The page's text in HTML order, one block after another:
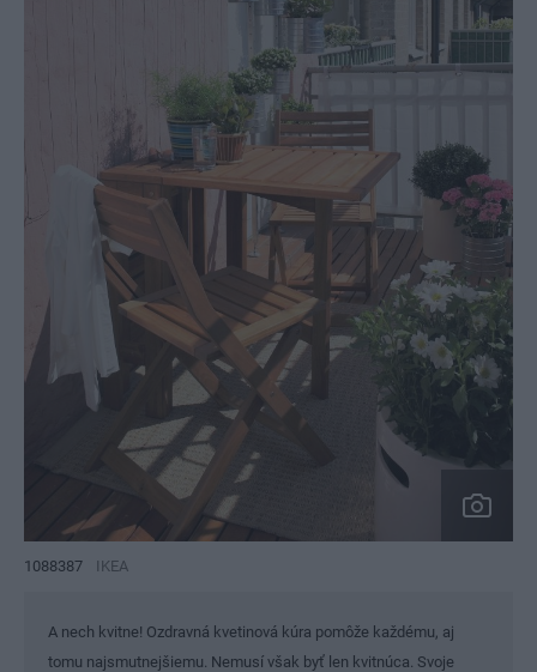
1088387 IKEA
A nech kvitne! Ozdravná kvetinová kúra pomôže každému, aj
tomu najsmutnejšiemu. Nemusí však byť len kvitnúca. Svoje